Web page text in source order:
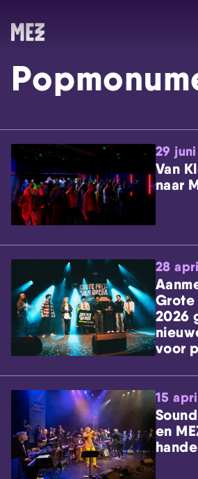
Skip navigatie
29
Van
naar
28
Grote
2026
voor
15
en